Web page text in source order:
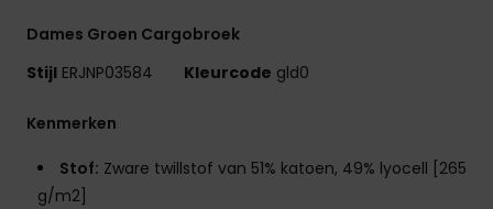
Dames Groen Cargobroek
Stijl ERJNP03584 Kleurcode gld0
Kenmerken
Stof: Zware twillstof van 51% katoen, 49% lyocell [265
g/m2]